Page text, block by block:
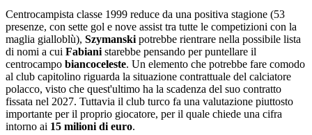
Centrocampista classe 1999 reduce da una positiva stagione (53
presenze, con sette gol e nove assist tra tutte le competizioni con la
maglia gialloblù), Szymanski potrebbe rientrare nella possibile lista
di nomi a cui Fabiani starebbe pensando per puntellare il
centrocampo biancoceleste. Un elemento che potrebbe fare comodo
al club capitolino riguarda la situazione contrattuale del calciatore
polacco, visto che quest'ultimo ha la scadenza del suo contratto
fissata nel 2027. Tuttavia il club turco fa una valutazione piuttosto
importante per il proprio giocatore, per il quale chiede una cifra
intorno ai 15 milioni di euro.